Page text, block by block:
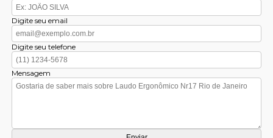
Digite seu email
Digite seu telefone
Mensagem